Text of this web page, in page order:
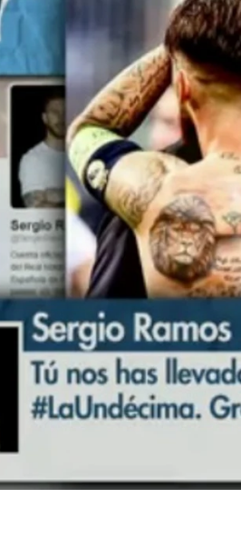
18:30
Mega Sergio Ramos El